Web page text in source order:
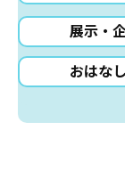
展示・
おはな